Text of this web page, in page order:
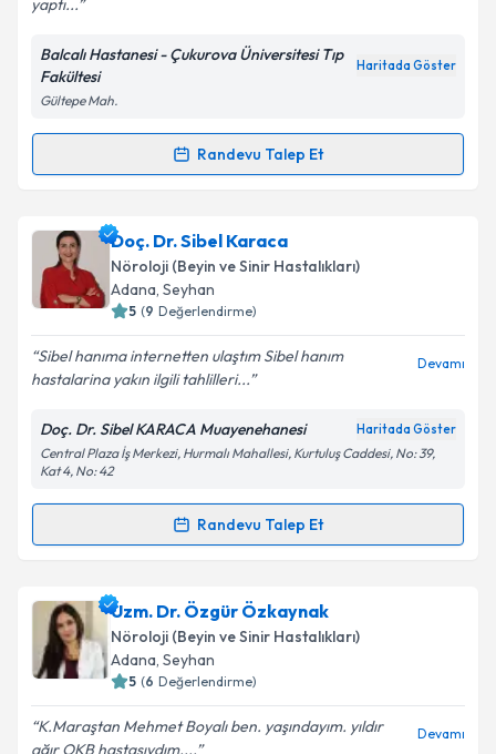
'ni okudum ve kişisel verilerimin belirtilen
kapsamda işlenmesini kabul ediyorum.
Takvim Talebini Gönder
yaptı...
Balcalı Hastanesi - Çukurova Üniversitesi Tıp
Fakültesi
Haritada Göster
Gültepe Mah.
Randevu Talep Et
Randevu Takvimi Talebi
Prof. Dr. Ayşe Filiz Koçiçin randevu takvimi talebi
oluşturun. Size bu uzmandan randevu almanız için bir
takvim hazırlandığında e-posta ile bilgilendireceğiz.
Kişisel verilerimin işlenmesine ilişkin
Aydınlatma
Metni'ni okudum ve kişisel verilerimin belirtilen
kapsamda işlenmesini kabul ediyorum.
Takvim Talebini Gönder
Doç. Dr. Sibel Karaca
Nöroloji (Beyin ve Sinir Hastalıkları)
Adana, Seyhan
5 (9 Değerlendirme)
Sibel hanıma internetten ulaştım Sibel hanım
hastalarina yakın ilgili tahlilleri...
Devamı
Doç. Dr. Sibel KARACA Muayenehanesi Haritada Göster
Central Plaza İş Merkezi, Hurmalı Mahallesi, Kurtuluş Caddesi, No: 39,
Kat 4, No: 42
Randevu Talep Et
Randevu Takvimi Talebi
Doç. Dr. Sibel Karaca için randevu takvimi talebi
oluşturun. Size bu uzmandan randevu almanız için bir
takvim hazırlandığında e-posta ile bilgilendireceğiz.
Uzm. Dr. Özgür Özkaynak
Nöroloji (Beyin ve Sinir Hastalıkları)
Adana, Seyhan
5 (6 Değerlendirme)
K.Maraştan Mehmet Boyalı ben. yaşındayım. yıldır
ağır OKB hastasıydım....
Devamı